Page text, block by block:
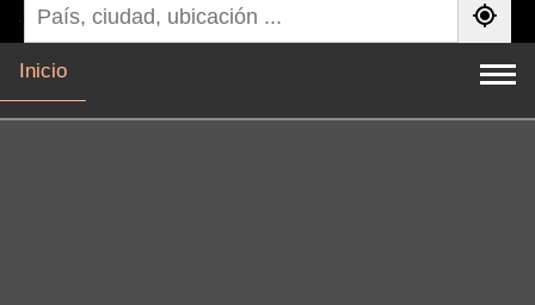
Inicio